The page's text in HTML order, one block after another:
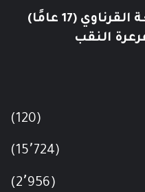
مصرع الفتى محمد جمعة القرناوي (17 عامًا)
النقب
(120)
(15٬724)
(2٬956)